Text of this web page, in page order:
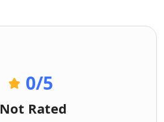
0/5
Not Rated